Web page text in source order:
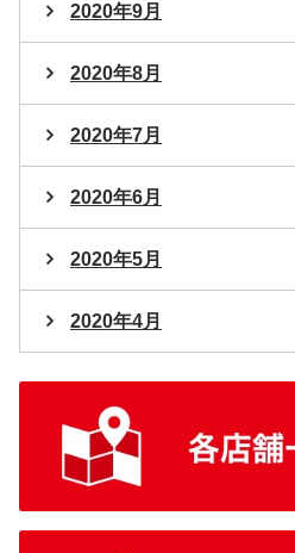
2020年9月
2020年8月
2020年7月
2020年6月
2020年5月
2020年4月